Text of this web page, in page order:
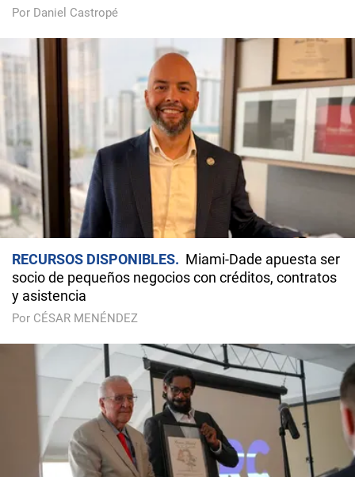
Por Daniel Castropé
RECURSOS DISPONIBLES
Miami-Dade apuesta ser
socio de pequeños negocios con créditos, contratos
y asistencia
Por CÉSAR MENÉNDEZ